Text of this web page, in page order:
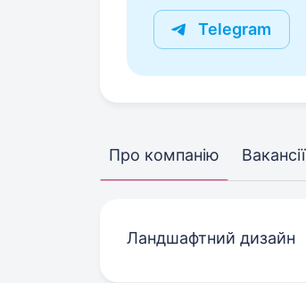
Telegram
Про компанію Вакансії
Ландшафтний дизайн